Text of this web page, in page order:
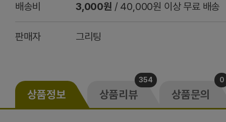
배송비 3,000원 / 40,000원 이상 무료 배송
판매자 그리팅
상품정보 상품리뷰
354
상품문의
0